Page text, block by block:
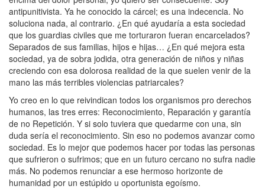
antipunitivista. Ya he conocido la cárcel; es una indecencia. No
soluciona nada, al contrario. ¿En qué ayudaría a esta sociedad
que los guardias civiles que me torturaron fueran encarcelados?
Separados de sus familias, hijos e hijas… ¿En qué mejora esta
sociedad, ya de sobra jodida, otra generación de niños y niñas
creciendo con esa dolorosa realidad de la que suelen venir de la
mano las más terribles violencias patriarcales?
Yo creo en lo que reivindican todos los organismos pro derechos
humanos, las tres erres: Reconocimiento, Reparación y garantía
de no Repetición. Y si solo tuviera que quedarme con una, sin
duda sería el reconocimiento. Sin eso no podemos avanzar como
sociedad. Es lo mejor que podemos hacer por todas las personas
que sufrieron o sufrimos; que en un futuro cercano no sufra nadie
más. No podemos renunciar a ese hermoso horizonte de
humanidad por un estúpido u oportunista egoísmo.